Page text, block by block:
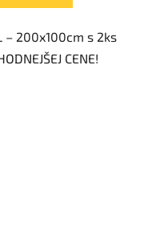
– 200x100cm s 2ks
CENE!